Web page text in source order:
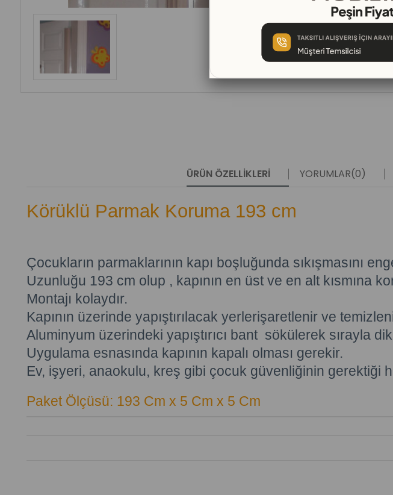
ÜRÜN ÖZELLIKLERI YORUMLAR(0)
Körüklü Parmak Koruma 193 cm
Çocukların parmaklarının kapı boşluğunda sıkışmasını
Uzunluğu 193 cm olup , kapının en üst ve en alt kısmına
Montajı kolaydır.
Kapının üzerinde yapıştırılacak yerlerişaretlenir ve
Aluminyum üzerindeki yapıştırıcı bant sökülerek sırayla
Uygulama esnasında kapının kapalı olması gerekir.
Ev, işyeri, anaokulu, kreş gibi çocuk güvenliğinin gerektiği
Paket Ölçüsü: 193 Cm x 5 Cm x 5 Cm